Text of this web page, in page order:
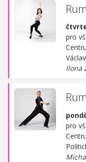
pro
Ilona
pro